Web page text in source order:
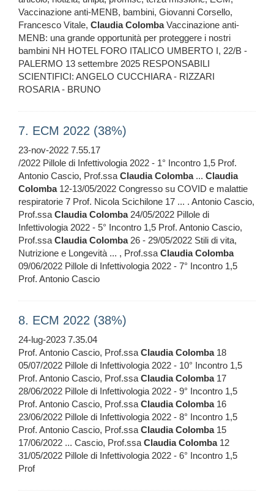
Vaccinazione anti-MENB, bambini, Giovanni Corsello,
Francesco Vitale, Claudia ColombaVaccinazione anti-
MENB: una grande opportunità per proteggere i nostri
bambini NH HOTEL FORO ITALICO UMBERTO I, 22/B -
PALERMO 13 settembre 2025 RESPONSABILI
SCIENTIFICI: ANGELO CUCCHIARA - RIZZARI
ROSARIA - BRUNO
7. ECM 2022 (38%)
23-nov-2022 7.55.17
/2022 Pillole di Infettivologia 2022 - 1° Incontro 1,5 Prof.
Antonio Cascio, Prof.ssaClaudia Colomba... Claudia
Colomba12-13/05/2022 Congresso su COVID e malattie
respiratorie 7 Prof. Nicola Scichilone 17 ... . Antonio Cascio,
Prof.ssaClaudia Colomba24/05/2022 Pillole di
Infettivologia 2022 - 5° Incontro 1,5 Prof. Antonio Cascio,
Prof.ssaClaudia Colomba26 - 29/05/2022 Stili di vita,
Nutrizione e Longevità ... , Prof.ssaClaudia Colomba
09/06/2022 Pillole di Infettivologia 2022 - 7° Incontro 1,5
Prof. Antonio Cascio
8. ECM 2022 (38%)
24-lug-2023 7.35.04
Prof. Antonio Cascio, Prof.ssaClaudia Colomba18
05/07/2022 Pillole di Infettivologia 2022 - 10° Incontro 1,5
Prof. Antonio Cascio, Prof.ssaClaudia Colomba17
28/06/2022 Pillole di Infettivologia 2022 - 9° Incontro 1,5
Prof. Antonio Cascio, Prof.ssaClaudia Colomba16
23/06/2022 Pillole di Infettivologia 2022 - 8° Incontro 1,5
Prof. Antonio Cascio, Prof.ssaClaudia Colomba15
17/06/2022 ... Cascio, Prof.ssaClaudia Colomba12
31/05/2022 Pillole di Infettivologia 2022 - 6° Incontro 1,5
Prof